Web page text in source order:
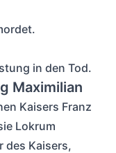
in den Tod.
Maximilian
Kaisers Franz
Lokrum
des Kaisers,